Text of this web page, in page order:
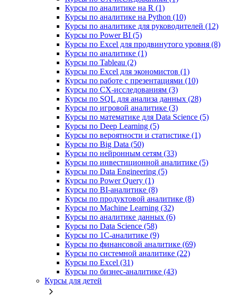
Курсы по аналитике на R (1)
Курсы по аналитике на Python (10)
Курсы по аналитике для руководителей (12)
Курсы по Power BI (5)
Курсы по Excel для продвинутого уровня (8)
Курсы по аналитике (1)
Курсы по Tableau (2)
Курсы по Excel для экономистов (1)
Курсы по работе с презентациями (10)
Курсы по CX-исследованиям (3)
Курсы по SQL для анализа данных (28)
Курсы по игровой аналитике (3)
Курсы по математике для Data Science (5)
Курсы по Deep Learning (5)
Курсы по вероятности и статистике (1)
Курсы по Big Data (50)
Курсы по нейронным сетям (33)
Курсы по инвестиционной аналитике (5)
Курсы по Data Engineering (5)
Курсы по Power Query (1)
Курсы по BI‑аналитике (8)
Курсы по продуктовой аналитике (8)
Курсы по Machine Learning (32)
Курсы по аналитике данных (6)
Курсы по Data Science (58)
Курсы по 1С‑аналитике (9)
Курсы по финансовой аналитике (69)
Курсы по системной аналитике (22)
Курсы по Excel (31)
Курсы по бизнес‑аналитике (43)
Курсы для детей